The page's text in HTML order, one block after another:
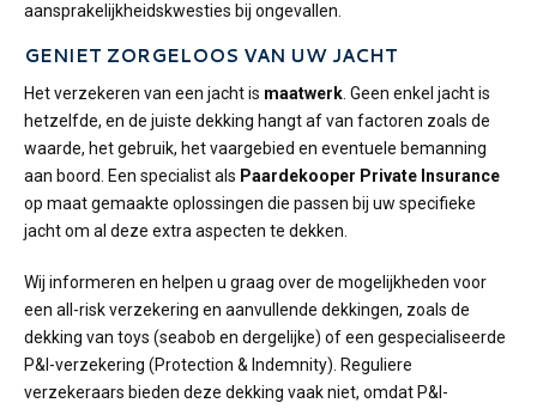
aansprakelijkheidskwesties bij ongevallen.
GENIET ZORGELOOS VAN UW JACHT
Het verzekeren van een jacht is maatwerk . Geen enkel jacht is
hetzelfde, en de juiste dekking hangt af van factoren zoals de
waarde, het gebruik, het vaargebied en eventuele bemanning
aan boord. Een specialist als Paardekooper Private Insurance
op maat gemaakte oplossingen die passen bij uw specifieke
jacht om al deze extra aspecten te dekken.
Wij informeren en helpen u graag over de mogelijkheden voor
een all-risk verzekering en aanvullende dekkingen, zoals de
dekking van toys (seabob en dergelijke) of een gespecialiseerde
P&I-verzekering (Protection & Indemnity). Reguliere
verzekeraars bieden deze dekking vaak niet, omdat P&I-